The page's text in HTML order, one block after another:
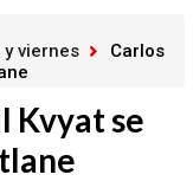
viernes
Carlos
Kvyat se